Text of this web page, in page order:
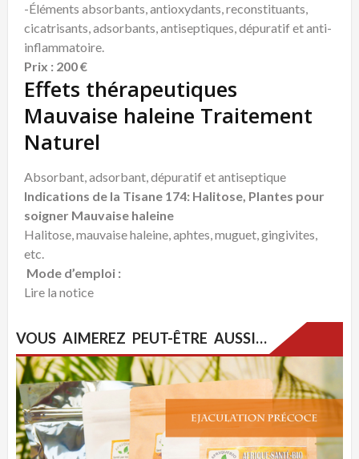
-Éléments absorbants, antioxydants, reconstituants,
cicatrisants, adsorbants, antiseptiques, dépuratif et anti-
inflammatoire.
Prix : 200 €
Effets thérapeutiques
Mauvaise haleine Traitement
Naturel
Absorbant, adsorbant, dépuratif et antiseptique
Indications de la Tisane 174: Halitose, Plantes pour
soigner Mauvaise haleine
Halitose, mauvaise haleine, aphtes, muguet, gingivites,
etc.
Mode d’emploi :
Lire la notice
VOUS AIMEREZ PEUT-ÊTRE AUSSI…